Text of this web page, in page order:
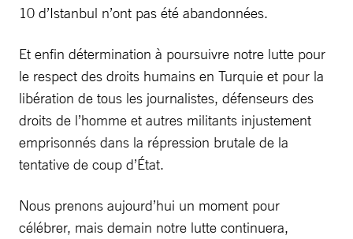
10 d’Istanbul n’ont pas été abandonnées.
Et enfin détermination à poursuivre notre lutte pour
le respect des droits humains en Turquie et pour la
libération de tous les journalistes, défenseurs des
droits de l’homme et autres militants injustement
emprisonnés dans la répression brutale de la
tentative de coup d’État.
Nous prenons aujourd’hui un moment pour
célébrer, mais demain notre lutte continuera,